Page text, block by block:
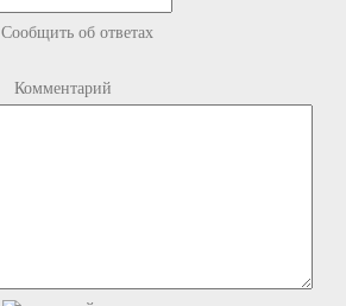
Сообщить об ответах
Комментарий